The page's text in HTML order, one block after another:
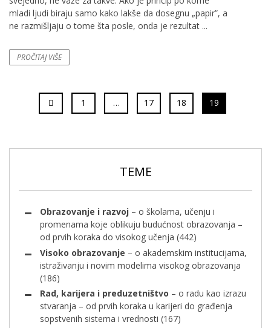
mladi ljudi biraju samo kako lakše da dosegnu „papir”, a
ne razmišljaju o tome šta posle, onda je rezultat ...
PROČITAJ VIŠE
1 … 17 18 19
TEME
Obrazovanje i razvoj – o školama, učenju i
promenama koje oblikuju budućnost obrazovanja –
od prvih koraka do visokog učenja (442)
Visoko obrazovanje – o akademskim institucijama,
istraživanju i novim modelima visokog obrazovanja
(186)
Rad, karijera i preduzetništvo – o radu kao izrazu
stvaranja – od prvih koraka u karijeri do građenja
sopstvenih sistema i vrednosti (167)